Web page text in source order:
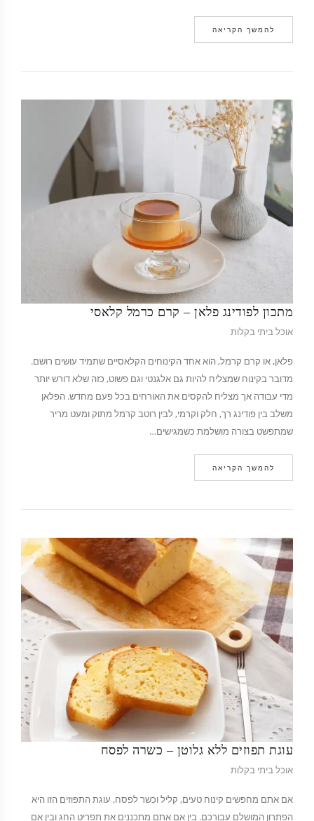
להמשך הקריאה
מתכון לפודינג פלאן – קרם כרמל קלאסי
אוכל ביתי בקלות
פלאן, או קרם קרמל, הוא אחד הקינוחים הקלאסיים שתמיד עושים רושם.
מדובר בקינוח שמצליח להיות גם אלגנטי וגם פשוט, כזה שלא דורש יותר
מדי עבודה אך מצליח להקסים את האורחים בכל פעם מחדש. הפלאן
משלב בין פודינג רך, חלק וקרמי, לבין רוטב קרמל מתוק ומעט מריר
שמתפשט בצורה מושלמת כשמגישים…
להמשך הקריאה
עוגת תפוזים ללא גלוטן – כשרה לפסח
אוכל ביתי בקלות
אם אתם מחפשים קינוח טעים, קליל וכשר לפסח, עוגת התפוזים הזו היא
הפתרון המושלם עבורכם. בין אם אתם מתכננים את תפריט החג ובין אם